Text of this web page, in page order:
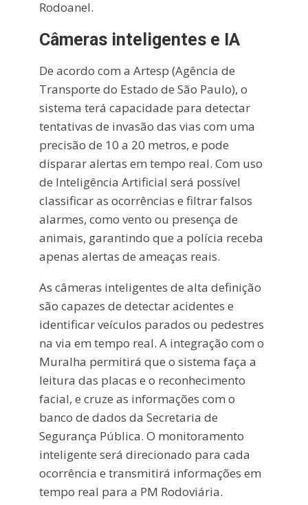
Rodoanel.
Câmeras inteligentes e IA
De acordo com a Artesp (Agência de
Transporte do Estado de São Paulo), o
sistema terá capacidade para detectar
tentativas de invasão das vias com uma
precisão de 10 a 20 metros, e pode
disparar alertas em tempo real. Com uso
de Inteligência Artificial será possível
classificar as ocorrências e filtrar falsos
alarmes, como vento ou presença de
animais, garantindo que a polícia receba
apenas alertas de ameaças reais.
As câmeras inteligentes de alta definição
são capazes de detectar acidentes e
identificar veículos parados ou pedestres
na via em tempo real. A integração com o
Muralha permitirá que o sistema faça a
leitura das placas e o reconhecimento
facial, e cruze as informações com o
banco de dados da Secretaria de
Segurança Pública. O monitoramento
inteligente será direcionado para cada
ocorrência e transmitirá informações em
tempo real para a PM Rodoviária.